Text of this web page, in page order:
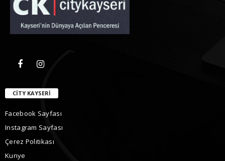
CITY KAYSERI
Facebook Sayfası
Instagram Sayfası
Çerez Politikası
Kunye